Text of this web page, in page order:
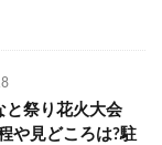
と祭り花火大会
や見どころは?駐